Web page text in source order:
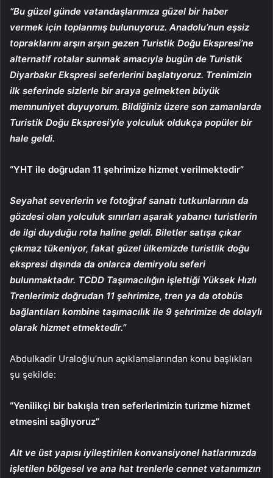
“Bu güzel günde vatandaşlarımıza güzel bir haber
vermek için toplanmış bulunuyoruz. Anadolu’nun eşsiz
topraklarını arşın arşın gezen Turistik Doğu Ekspresi’ne
alternatif rotalar sunmak amacıyla bugün de Turistik
Diyarbakır Ekspresi seferlerini başlatıyoruz. Trenimizin
ilk seferinde sizlerle bir araya gelmekten büyük
memnuniyet duyuyorum. Bildiğiniz üzere son zamanlarda
Turistik Doğu Ekspresi’yle yolculuk oldukça popüler bir
hale geldi.
“YHT ile doğrudan 11 şehrimize hizmet verilmektedir”
Seyahat severlerin ve fotoğraf sanatı tutkunlarının da
gözdesi olan yolculuk sınırları aşarak yabancı turistlerin
de ilgi duyduğu rota haline geldi. Biletler satışa çıkar
çıkmaz tükeniyor, fakat güzel ülkemizde turistlik doğu
ekspresi dışında da onlarca demiryolu seferi
bulunmaktadır. TCDD Taşımacılığın işlettiği Yüksek Hızlı
Trenlerimiz doğrudan 11 şehrimize, tren ya da otobüs
bağlantıları kombine taşımacılık ile 9 şehrimize de dolaylı
olarak hizmet etmektedir.”
Abdulkadir Uraloğlu’nun açıklamalarından konu başlıkları
şu şekilde:
“Yenilikçi bir bakışla tren seferlerimizin turizme hizmet
etmesini sağlıyoruz”
Alt ve üst yapısı iyileştirilen konvansiyonel hatlarımızda
işletilen bölgesel ve ana hat trenlerle cennet vatanımızın